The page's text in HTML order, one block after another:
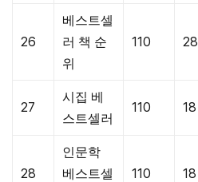
26
베스트셀
러 책 순
위
110 28
27
시집 베
스트셀러
110 18
28
인문학
베스트셀
110 18